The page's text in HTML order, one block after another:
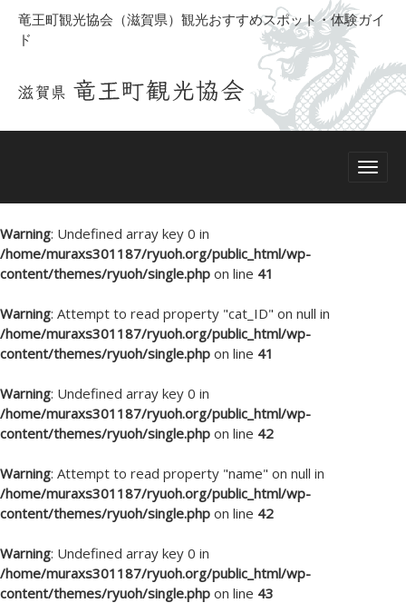
竜王町観光協会（滋賀県）観光おすすめスポット・体験ガイ
ド
Warning: Undefined array key 0 in
/home/muraxs301187/ryuoh.org/public_html/wp-
content/themes/ryuoh/single.php on line 41
Warning: Attempt to read property "cat_ID" on null in
/home/muraxs301187/ryuoh.org/public_html/wp-
content/themes/ryuoh/single.php on line 41
Warning: Undefined array key 0 in
/home/muraxs301187/ryuoh.org/public_html/wp-
content/themes/ryuoh/single.php on line 42
Warning: Attempt to read property "name" on null in
/home/muraxs301187/ryuoh.org/public_html/wp-
content/themes/ryuoh/single.php on line 42
Warning: Undefined array key 0 in
/home/muraxs301187/ryuoh.org/public_html/wp-
content/themes/ryuoh/single.php on line 43